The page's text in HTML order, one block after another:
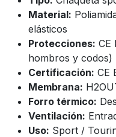
Material:
elásticos
Protecciones: CE
hombros y codos)
Certificación: CE
Membrana:
Forro térmico:
Ventilación:
Uso: Sport /